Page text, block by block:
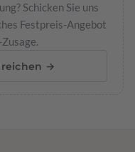
Schicken Sie uns
Festpreis-Angebot
→